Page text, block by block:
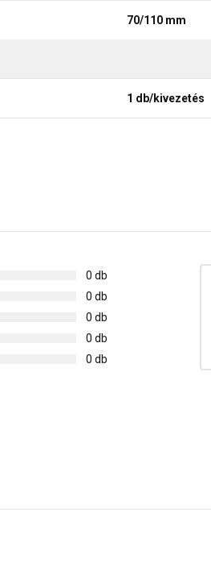
70/110 mm
1 db/kivezetés
0 db
0 db
0 db
0 db
0 db